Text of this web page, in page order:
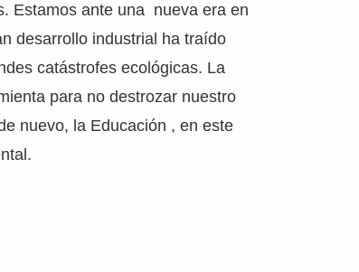
Estamos ante una nueva era en
desarrollo industrial ha traído
catástrofes ecológicas. La
para no destrozar nuestro
nuevo, la Educación , en este